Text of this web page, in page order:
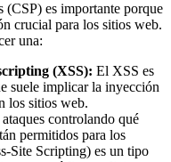
(CSP) es importante porque
crucial para los sitios web.
una:
(XSS): El XSS es
suele implicar la inyección
los sitios web.
controlando qué
permitidos para los
Site Scripting) es un tipo